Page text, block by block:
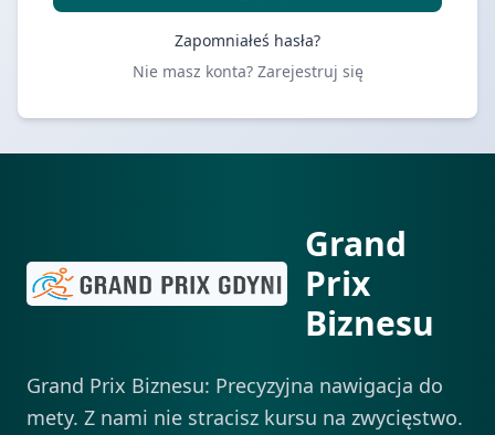
Zapomniałeś hasła?
Nie masz konta? Zarejestruj się
Grand
Prix
Biznesu
Grand Prix Biznesu: Precyzyjna nawigacja do
mety. Z nami nie stracisz kursu na zwycięstwo.